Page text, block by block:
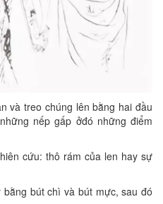
và treo chúng lên bằng hai đầu
nếp gấp ởđó những điểm
cứu: thô rám của len hay sự
bút chì và bút mực, sau đó